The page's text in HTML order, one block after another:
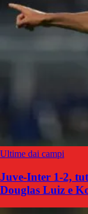
Ultime dai campi
Juve-Inter 1-2,
Douglas Luiz e